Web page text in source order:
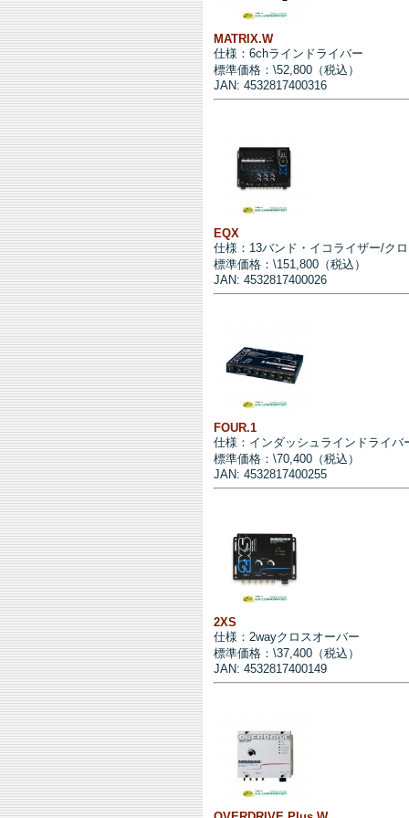
MATRIX.W
仕様：6chラインドライバー
標準価格：\52,800（税込）
JAN: 4532817400316
EQX
仕様：13バンド・イコライザー/ク
標準価格：\151,800（税込）
JAN: 4532817400026
FOUR.1
仕様：インダッシュラインドライ
標準価格：\70,400（税込）
JAN: 4532817400255
2XS
仕様：2wayクロスオーバー
標準価格：\37,400（税込）
JAN: 4532817400149